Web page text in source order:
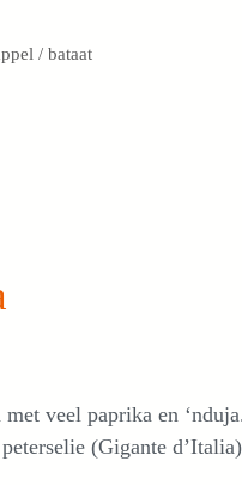
/ bataat
veel paprika en
(Gigante